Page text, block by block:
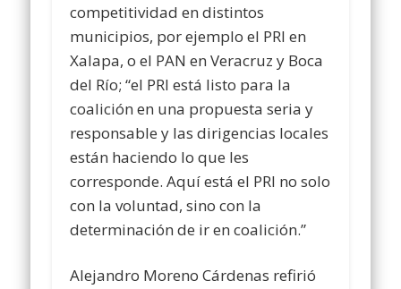
competitividad en distintos
municipios, por ejemplo el PRI en
Xalapa, o el PAN en Veracruz y Boca
del Río; “el PRI está listo para la
coalición en una propuesta seria y
responsable y las dirigencias locales
están haciendo lo que les
corresponde. Aquí está el PRI no solo
con la voluntad, sino con la
determinación de ir en coalición.”
Alejandro Moreno Cárdenas refirió